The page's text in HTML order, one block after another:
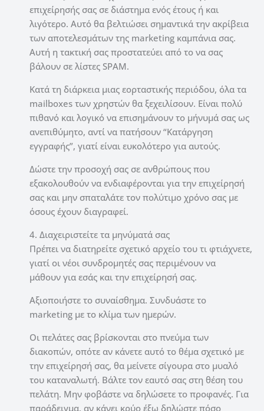
επιχείρησής σας σε διάστημα ενός έτους ή και
λιγότερο. Αυτό θα βελτιώσει σημαντικά την ακρίβεια
των αποτελεσμάτων της marketing καμπάνια σας.
Αυτή η τακτική σας προστατεύει από το να σας
βάλουν σε λίστες SPAM.
Κατά τη διάρκεια μιας εορταστικής περιόδου, όλα τα
mailboxes των χρηστών θα ξεχειλίσουν. Είναι πολύ
πιθανό και λογικό να επισημάνουν το μήνυμά σας ως
ανεπιθύμητο, αντί να πατήσουν “Κατάργηση
εγγραφής”, γιατί είναι ευκολότερο για αυτούς.
Δώστε την προσοχή σας σε ανθρώπους που
εξακολουθούν να ενδιαφέρονται για την επιχείρησή
σας και μην σπαταλάτε τον πολύτιμο χρόνο σας με
όσους έχουν διαγραφεί.
4. Διαχειριστείτε τα μηνύματά σας
Πρέπει να διατηρείτε σχετικό αρχείο του τι φτιάχνετε,
γιατί οι νέοι συνδρομητές σας περιμένουν να
μάθουν για εσάς και την επιχείρησή σας.
Αξιοποιήστε το συναίσθημα. Συνδυάστε το
marketing με το κλίμα των ημερών.
Οι πελάτες σας βρίσκονται στο πνεύμα των
διακοπών, οπότε αν κάνετε αυτό το θέμα σχετικό με
την επιχείρησή σας, θα μείνετε σίγουρα στο μυαλό
του καταναλωτή. Βάλτε τον εαυτό σας στη θέση του
πελάτη. Μην φοβάστε να δηλώσετε το προφανές. Για
παράδειγμα, αν κάνει κρύο έξω δηλώστε πόσο